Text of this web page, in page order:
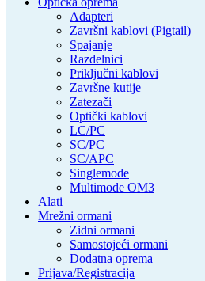
Adapteri
Završni kablovi (Pigtail)
Spajanje
Razdelnici
Priključni kablovi
Završne kutije
Zatezači
Optički kablovi
LC/PC
SC/PC
SC/APC
Singlemode
Multimode OM3
Alati
Mrežni ormani
Zidni ormani
Samostojeći ormani
Dodatna oprema
Prijava/Registracija